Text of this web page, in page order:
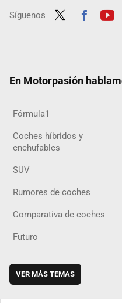
Síguenos
En Motorpasión
Fórmula1
Coches híbridos y
enchufables
SUV
Rumores de coches
Comparativa de coches
Futuro
VER MÁS TEMAS